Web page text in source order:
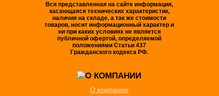
Вся представленная на сайте информация,
касающаяся технических характеристик,
наличия на складе, а так же стоимости
товаров, носит информационный характер и
ни при каких условиях не является
публичной офертой, определяемой
положениями Статьи 437
Гражданского кодекса РФ.
О компании